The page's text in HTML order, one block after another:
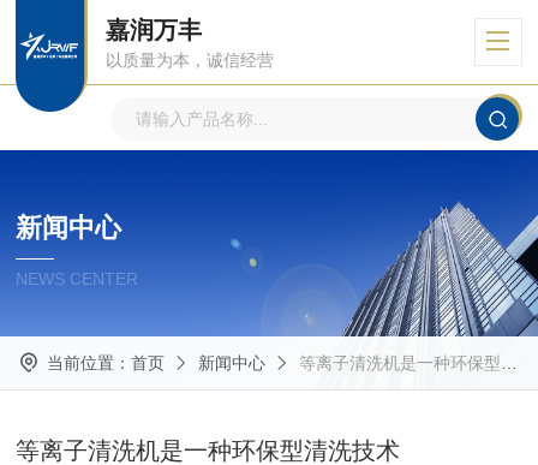
嘉润万丰
以质量为本，诚信经营
新闻中心
NEWS CENTER
当前位置： 首页 新闻中心 等离子清洗机是一种环保型清洗技术
等离子清洗机是一种环保型清洗技术